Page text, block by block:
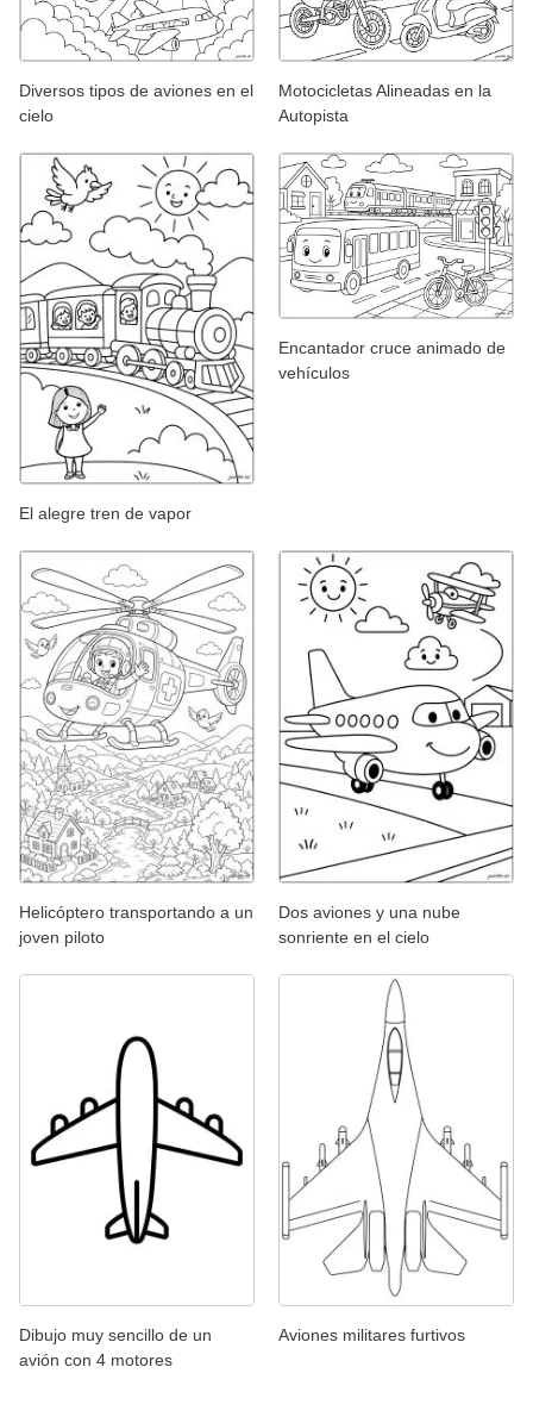
Diversos tipos de aviones en el
cielo
Motocicletas Alineadas en la
Autopista
El alegre tren de vapor
Encantador cruce animado de
vehículos
Helicóptero transportando a un
joven piloto
Dos aviones y una nube
sonriente en el cielo
Dibujo muy sencillo de un
avión con 4 motores
Aviones militares furtivos